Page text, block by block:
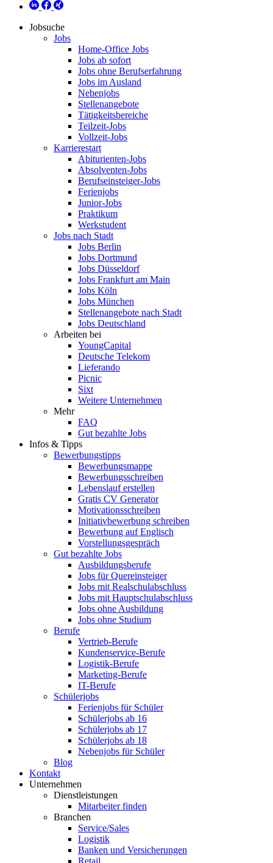
Jobsuche
Jobs
Home-Office Jobs
Jobs ab sofort
Jobs ohne Berufserfahrung
Jobs im Ausland
Nebenjobs
Stellenangebote
Tätigkeitsbereiche
Teilzeit-Jobs
Vollzeit-Jobs
Karrierestart
Abiturienten-Jobs
Absolventen-Jobs
Berufseinsteiger-Jobs
Ferienjobs
Junior-Jobs
Praktikum
Werkstudent
Jobs nach Stadt
Jobs Berlin
Jobs Dortmund
Jobs Düsseldorf
Jobs Frankfurt am Main
Jobs Köln
Jobs München
Stellenangebote nach Stadt
Jobs Deutschland
Arbeiten bei
YoungCapital
Deutsche Telekom
Lieferando
Picnic
Sixt
Weitere Unternehmen
Mehr
FAQ
Gut bezahlte Jobs
Infos & Tipps
Bewerbungstipps
Bewerbungsmappe
Bewerbungsschreiben
Lebenslauf erstellen
Gratis CV Generator
Motivationsschreiben
Initiativbewerbung schreiben
Bewerbung auf Englisch
Vorstellungsgespräch
Gut bezahlte Jobs
Ausbildungsberufe
Jobs für Quereinsteiger
Jobs mit Realschulabschluss
Jobs mit Hauptschulabschluss
Jobs ohne Ausbildung
Jobs ohne Studium
Berufe
Vertrieb-Berufe
Kundenservice-Berufe
Logistik-Berufe
Marketing-Berufe
IT-Berufe
Schülerjobs
Ferienjobs für Schüler
Schülerjobs ab 16
Schülerjobs ab 17
Schülerjobs ab 18
Nebenjobs für Schüler
Blog
Kontakt
Unternehmen
Dienstleistungen
Mitarbeiter finden
Branchen
Service/Sales
Logistik
Banken und Versicherungen
Retail